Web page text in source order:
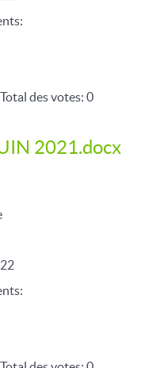
Total des votes: 0
2021.docx